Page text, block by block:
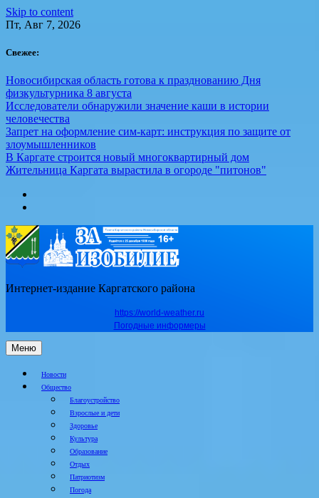
Skip to content
Пт, Авг 7, 2026
Свежее:
Новосибирская область готова к празднованию Дня
физкультурника 8 августа
Исследователи обнаружили значение каши в истории
человечества
Запрет на оформление сим-карт: инструкция по защите от
злоумышленников
В Каргате строится новый многоквартирный дом
Жительница Каргата вырастила в огороде "питонов"
Интернет-издание Каргатского района
https://world-weather.ru
Погодные информеры
Меню
Новости
Общество
Благоустройство
Взрослые и дети
Здоровье
Культура
Образование
Отдых
Патриотизм
Погода